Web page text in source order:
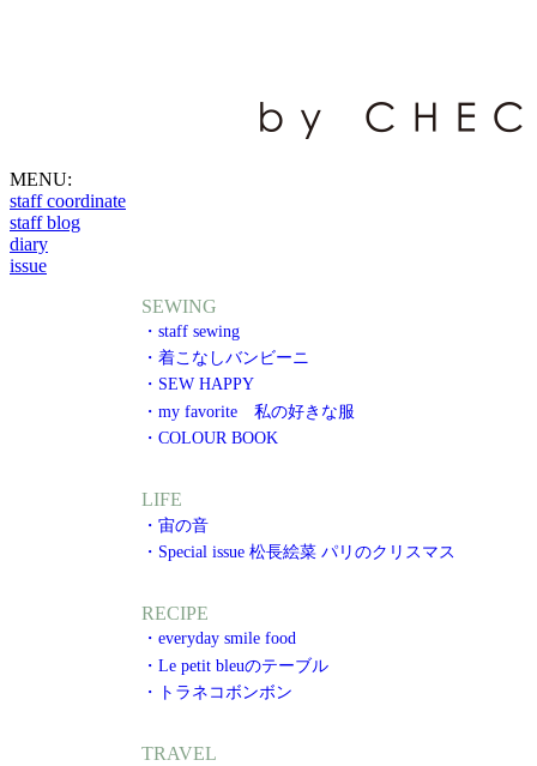
MENU:
staff coordinate
staff blog
diary
issue
SEWING
・staff sewing
・着こなしバンビーニ
・SEW HAPPY
・my favorite 私の好きな服
・COLOUR BOOK
LIFE
・宙の音
・Special issue 松長絵菜 パリのクリスマス
RECIPE
・everyday smile food
・Le petit bleuのテーブル
・トラネコボンボン
TRAVEL